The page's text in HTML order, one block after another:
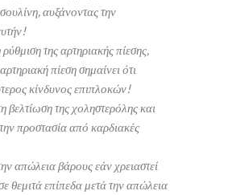
αυξάνοντας την
της αρτηριακής πίεσης,
πίεση σημαίνει ότι
κίνδυνος επιπλοκών!
βελτίωση της χοληστερόλης και
προστασία από καρδιακές
απώλεια βάρους εάν χρειαστεί
θεμιτά επίπεδα μετά την απώλεια